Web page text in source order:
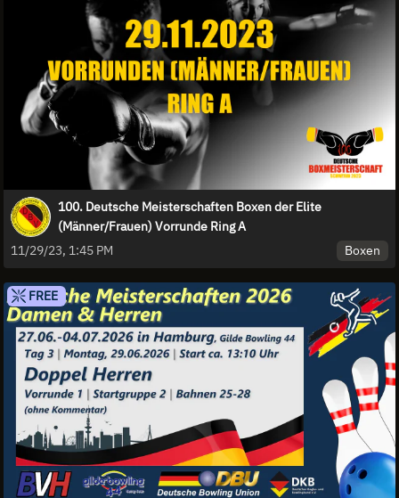
100. Deutsche Meisterschaften Boxen der Elite
(Männer/Frauen) Vorrunde Ring A
11/29/23, 1:45 PM
Boxen
FREE